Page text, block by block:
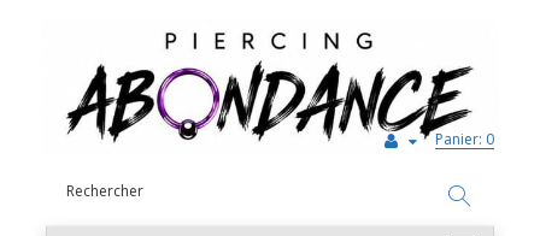
Panier: 0